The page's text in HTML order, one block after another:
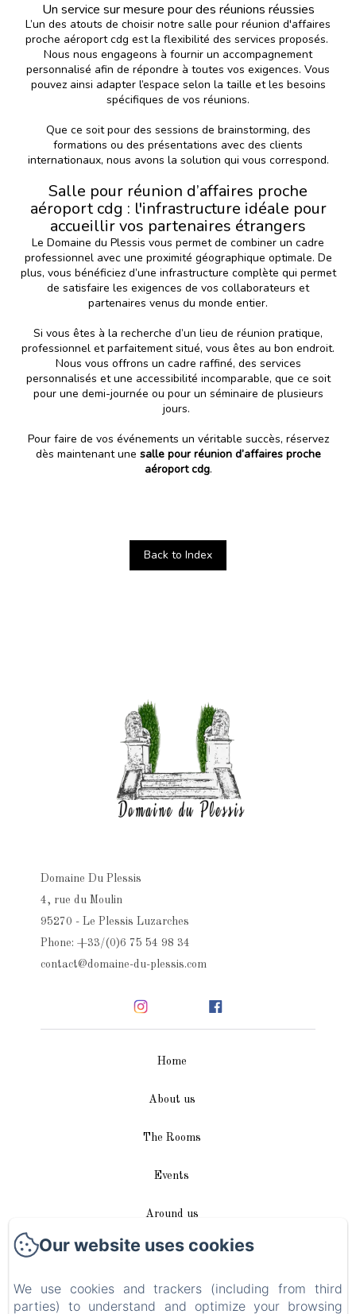
Un service sur mesure pour des réunions réussies
L’un des atouts de choisir notre salle pour réunion d'affaires
proche aéroport cdg est la flexibilité des services proposés.
Nous nous engageons à fournir un accompagnement
personnalisé afin de répondre à toutes vos exigences. Vous
pouvez ainsi adapter l’espace selon la taille et les besoins
spécifiques de vos réunions.
Que ce soit pour des sessions de brainstorming, des
formations ou des présentations avec des clients
internationaux, nous avons la solution qui vous correspond.
Salle pour réunion d’affaires proche
aéroport cdg : l'infrastructure idéale pour
accueillir vos partenaires étrangers
Le Domaine du Plessis vous permet de combiner un cadre
professionnel avec une proximité géographique optimale. De
plus, vous bénéficiez d’une infrastructure complète qui permet
de satisfaire les exigences de vos collaborateurs et
partenaires venus du monde entier.
Si vous êtes à la recherche d’un lieu de réunion pratique,
professionnel et parfaitement situé, vous êtes au bon endroit.
Nous vous offrons un cadre raffiné, des services
personnalisés et une accessibilité incomparable, que ce soit
pour une demi-journée ou pour un séminaire de plusieurs
jours.
Pour faire de vos événements un véritable succès, réservez
dès maintenant une salle pour réunion d’affaires proche
aéroport cdg.
Back to Index
Domaine Du Plessis
4, rue du Moulin
95270 - Le Plessis Luzarches
Phone: +33/(0)6 75 54 98 34
contact@domaine-du-plessis.com
Home
About us
The Rooms
Events
Around us
Access / Contact
Plan du site
Our website uses cookies
We use cookies and trackers (including from third
parties) to understand and optimize your browsing